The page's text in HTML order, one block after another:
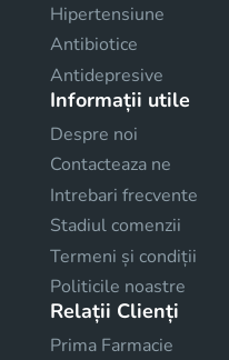
Hipertensiune
Antibiotice
Antidepresive
Informații utile
Despre noi
Contacteaza ne
Intrebari frecvente
Stadiul comenzii
Termeni și condiții
Politicile noastre
Relații Clienți
Prima Farmacie